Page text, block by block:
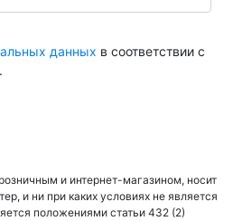
данных в соответствии с
.
и интернет-магазином, носит
и ни при каких условиях не является
положениями статьи 432 (2)